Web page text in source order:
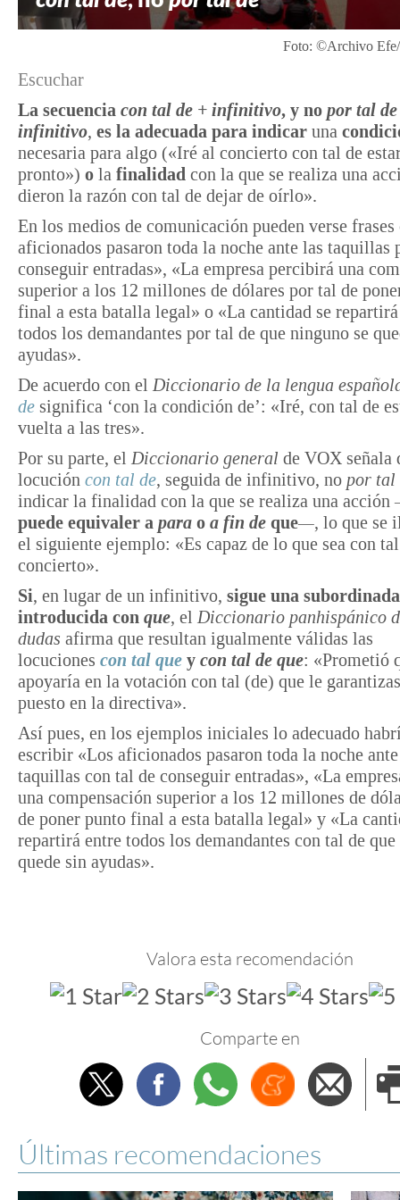
Foto: ©Archivo
Escuchar
La secuencia con tal de + infinitivo, y no por tal
infinitivo, es la adecuada para indicar una
necesaria para algo («Iré al concierto con tal de
pronto») o la finalidad con la que se realiza una
dieron la razón con tal de dejar de oírlo».
En los medios de comunicación pueden verse
aficionados pasaron toda la noche ante las taquillas
conseguir entradas», «La empresa percibirá una
superior a los 12 millones de dólares por tal de
final a esta batalla legal» o «La cantidad se
todos los demandantes por tal de que ninguno se
ayudas».
De acuerdo con el Diccionario de la lengua
de significa ‘con la condición de’: «Iré, con tal de
vuelta a las tres».
Por su parte, el Diccionario general de VOX señala
locución con tal de, seguida de infinitivo, no por tal
indicar la finalidad con la que se realiza una acción
puede equivaler a para o a fin de que—, lo que se
el siguiente ejemplo: «Es capaz de lo que sea con
concierto».
Si, en lugar de un infinitivo, sigue una subordinada
introducida con que, el Diccionario panhispánico
dudas afirma que resultan igualmente válidas las
locuciones con tal que y con tal de que: «Prometió
apoyaría en la votación con tal (de) que le
puesto en la directiva».
Así pues, en los ejemplos iniciales lo adecuado
escribir «Los aficionados pasaron toda la noche
taquillas con tal de conseguir entradas», «La
una compensación superior a los 12 millones de
de poner punto final a esta batalla legal» y «La
repartirá entre todos los demandantes con tal de
quede sin ayudas».
Valora esta recomendación
Comparte en
TwitterFacebookWhatsappMenéame
Últimas recomendaciones